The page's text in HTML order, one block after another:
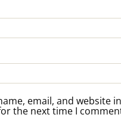
email, and website
the next time I